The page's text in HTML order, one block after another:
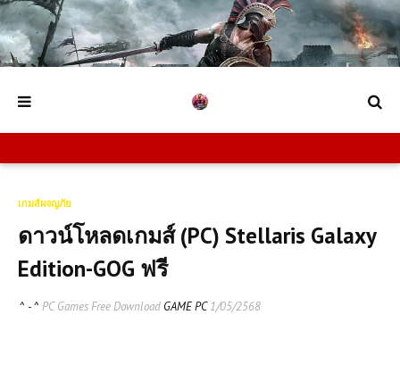
เกมส์ผจญภัย
ดาวน์โหลดเกมส์ (PC) Stellaris Galaxy
Edition-GOG ฟรี
^ - ^ PC Games Free Download GAME PC1/05/2568